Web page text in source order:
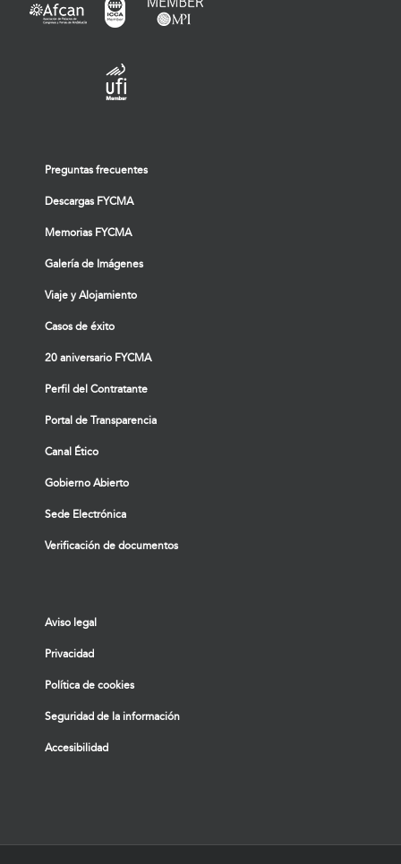
Preguntas frecuentes
Descargas FYCMA
Memorias FYCMA
Galería de Imágenes
Viaje y Alojamiento
Casos de éxito
20 aniversario FYCMA
Perfil del Contratante
Portal de Transparencia
Canal Ético
Gobierno Abierto
Sede Electrónica
Verificación de documentos
Aviso legal
Privacidad
Política de cookies
Seguridad de la información
Accesibilidad